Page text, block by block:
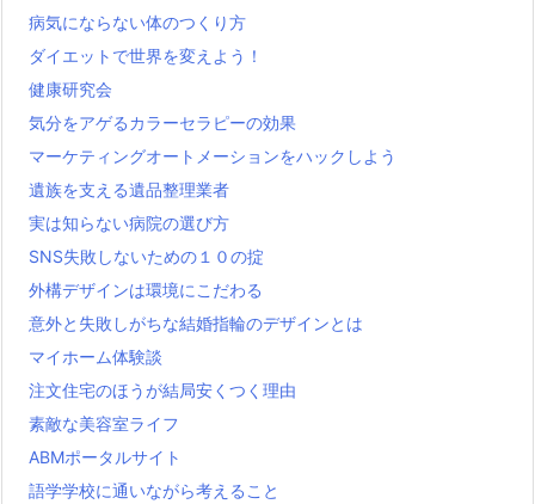
病気にならない体のつくり方
ダイエットで世界を変えよう！
健康研究会
気分をアゲるカラーセラピーの効果
マーケティングオートメーションをハックしよう
遺族を支える遺品整理業者
実は知らない病院の選び方
SNS失敗しないための１０の掟
外構デザインは環境にこだわる
意外と失敗しがちな結婚指輪のデザインとは
マイホーム体験談
注文住宅のほうが結局安くつく理由
素敵な美容室ライフ
ABMポータルサイト
語学学校に通いながら考えること